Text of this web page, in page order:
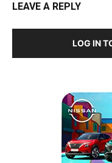
LEAVE A REPLY
LOG IN